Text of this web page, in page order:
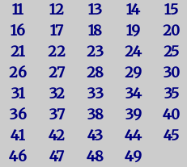
11
12 13 14
15
16
17 18 19
20
21
22 23 24
25
26
27 28 29
30
31
32 33 34
35
36
37 38 39
40
41
42 43 44
45
46
47 48 49